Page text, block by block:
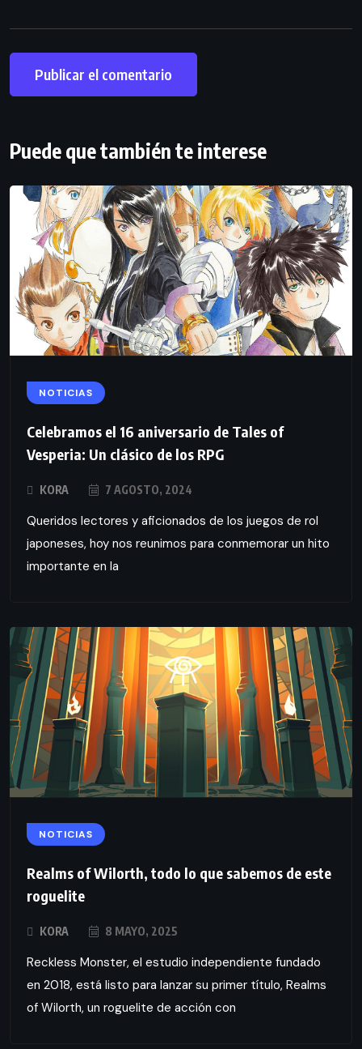
Puede que también te interese
NOTICIAS
Celebramos el 16 aniversario de Tales of
Vesperia: Un clásico de los RPG
KORA 7 AGOSTO, 2024
Queridos lectores y aficionados de los juegos de rol
japoneses, hoy nos reunimos para conmemorar un hito
importante en la
NOTICIAS
Realms of Wilorth, todo lo que sabemos de este
roguelite
KORA 8 MAYO, 2025
Reckless Monster, el estudio independiente fundado
en 2018, está listo para lanzar su primer título, Realms
of Wilorth, un roguelite de acción con